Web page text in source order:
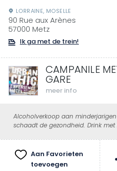
LORRAINE, MOSELLE
90 Rue aux Arènes
57000 Metz
Ik ga met de trein!
CAMPANILE
GARE
meer info
Alcoholverkoop aan
schaadt de gezondheid. Drink met
Aan Favorieten
toevoegen